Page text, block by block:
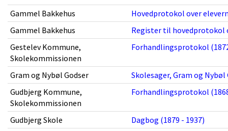
Gammel Bakkehus
Hovedprotokol over
Gammel Bakkehus
Register til hovedprotokol
Gestelev Kommune,
Skolekommissionen
Forhandlingsprotokol
Gram og Nybøl Godser
Skolesager, Gram og Nybøl
Gudbjerg Kommune,
Skolekommissionen
Forhandlingsprotokol
Gudbjerg Skole
Dagbog (1879 - 1937)